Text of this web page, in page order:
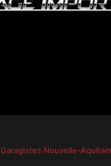
Garagistes Nouvelle-